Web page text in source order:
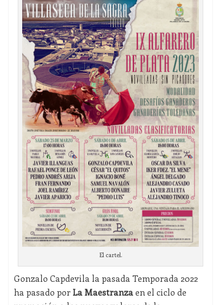
El cartel.
Gonzalo Capdevila la pasada Temporada 2022
ha pasado por La Maestranzaen el ciclo de